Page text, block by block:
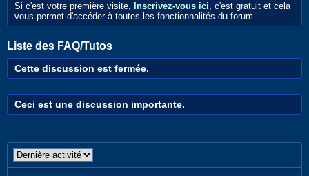
Si c'est votre première visite, Inscrivez-vous ici, c'est gratuit et cela
vous permet d'accéder à toutes les fonctionnalités du forum.
Liste des FAQ/Tutos
Cette discussion est fermée.
Ceci est une discussion importante.